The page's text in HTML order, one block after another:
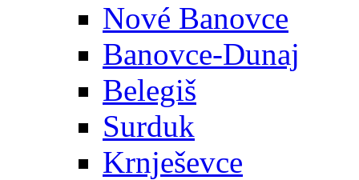
Nové Banovce
Banovce-Dunaj
Belegiš
Surduk
Krnješevce